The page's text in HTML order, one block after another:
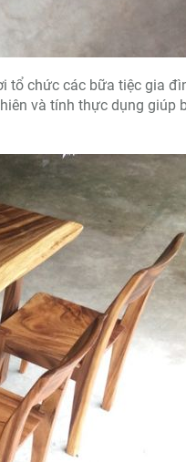
tổ chức các bữa tiệc gia
và tính thực dụng giúp